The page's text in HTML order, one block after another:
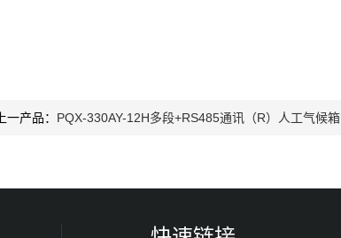
上一产品： PQX-330AY-12H多段+RS485通讯（R）人工气候箱